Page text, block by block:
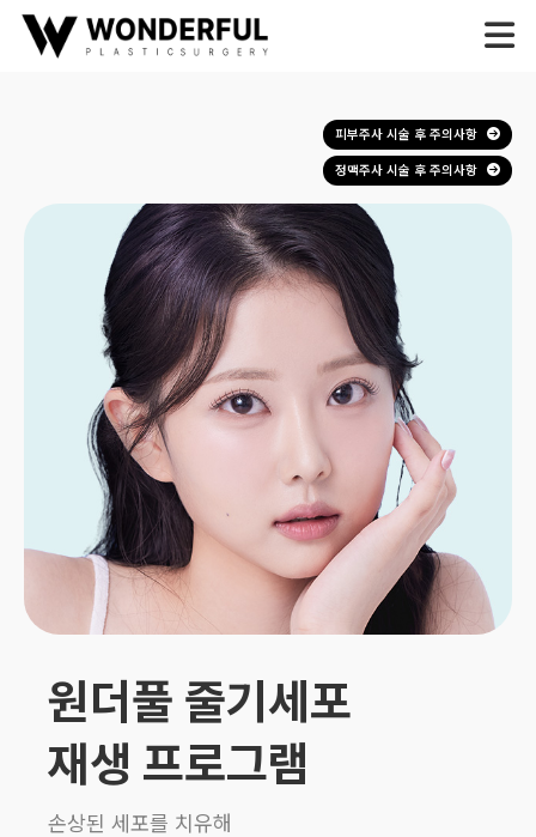
피부주사 시술 후 주의사항
정맥주사 시술 후 주의사항
원더풀 줄기세포
재생 프로그램
손상된 세포를 치유해